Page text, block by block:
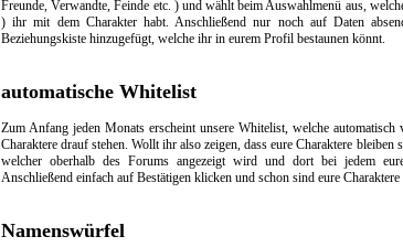
Freunde, Verwandte, Feinde etc. ) und wählt beim Auswahlmenü aus,
) ihr mit dem Charakter habt. Anschließend nur noch auf Daten
Beziehungskiste hinzugefügt, welche ihr in eurem Profil bestaunen könnt.
automatische Whitelist
Zum Anfang jeden Monats erscheint unsere Whitelist, welche
Charaktere drauf stehen. Wollt ihr also zeigen, dass eure Charaktere
welcher oberhalb des Forums angezeigt wird und dort bei jedem
Anschließend einfach auf Bestätigen klicken und schon sind eure Charaktere
Namenswürfel